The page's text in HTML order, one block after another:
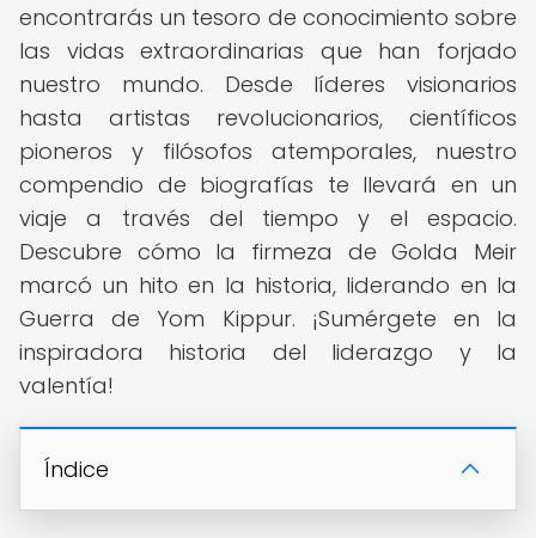
encontrarás un tesoro de conocimiento sobre
las vidas extraordinarias que han forjado
nuestro mundo. Desde líderes visionarios
hasta artistas revolucionarios, científicos
pioneros y filósofos atemporales, nuestro
compendio de biografías te llevará en un
viaje a través del tiempo y el espacio.
Descubre cómo la firmeza de Golda Meir
marcó un hito en la historia, liderando en la
Guerra de Yom Kippur. ¡Sumérgete en la
inspiradora historia del liderazgo y la
valentía!
Índice